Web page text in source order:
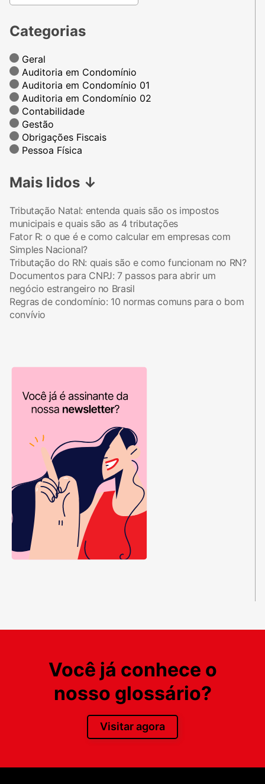
Categorias
Geral
Auditoria em Condomínio
Auditoria em Condomínio 01
Auditoria em Condomínio 02
Contabilidade
Gestão
Obrigações Fiscais
Pessoa Física
Mais lidos ↓
Tributação Natal: entenda quais são os impostos
municipais e quais são as 4 tributações
Fator R: o que é e como calcular em empresas com
Simples Nacional?
Tributação do RN: quais são e como funcionam no RN?
Documentos para CNPJ: 7 passos para abrir um
negócio estrangeiro no Brasil
Regras de condomínio: 10 normas comuns para o bom
convívio
Você já conhece o
nosso glossário?
Visitar agora